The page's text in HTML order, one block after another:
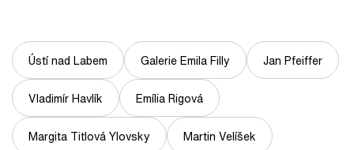
Ústí nad Labem Galerie Emila Filly Jan Pfeiffer
Vladimír Havlík Emília Rigová
Margita Titlová Ylovsky Martin Velíšek